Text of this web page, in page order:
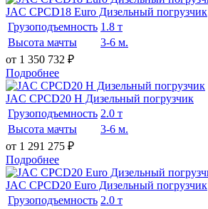
JAC CPCD18 Euro Дизельный погрузчик
Грузоподъемность 1.8 т
Высота мачты
3-6 м.
от 1 350 732 ₽
Подробнее
JAC CPCD20 H Дизельный погрузчик
Грузоподъемность 2.0 т
Высота мачты
3-6 м.
от 1 291 275 ₽
Подробнее
JAC CPCD20 Euro Дизельный погрузчик
Грузоподъемность 2.0 т